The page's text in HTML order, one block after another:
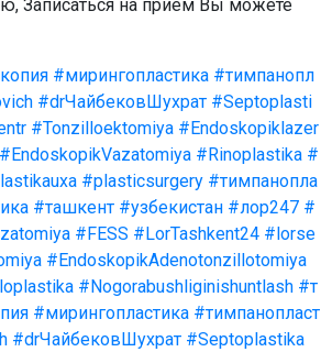
Записаться на прием Вы можете
#мирингопластика #тимпанопл
#drЧайбековШухрат #Septoplasti
#Tonzilloektomiya #Endoskopiklazer
#EndoskopikVazatomiya #Rinoplastika #
#plasticsurgery #тимпанопла
#ташкент #узбекистан #лор247 #
#FESS #LorTashkent24 #lorse
#EndoskopikAdenotonzillotomiya
#Nogorabushliginishuntlash #т
#мирингопластика #тимпанопласт
#drЧайбековШухрат #Septoplastika